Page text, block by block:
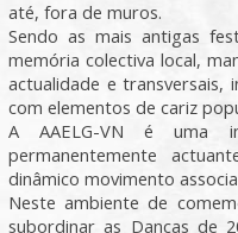
até, fora de muros.
Sendo as mais antigas
memória colectiva local,
actualidade e transversais,
com elementos de cariz
A AAELG-VN é uma
permanentemente
dinâmico movimento
Neste ambiente de
subordinar as Danças de